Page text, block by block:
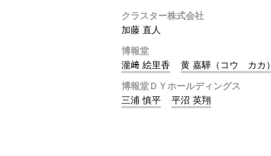
クラスター株式会社
加藤 直人
博報堂
瀧﨑 絵里香
黄 嘉驊（コウ カカ）
博報堂ＤＹホールディングス
三浦 慎平
平沼 英翔